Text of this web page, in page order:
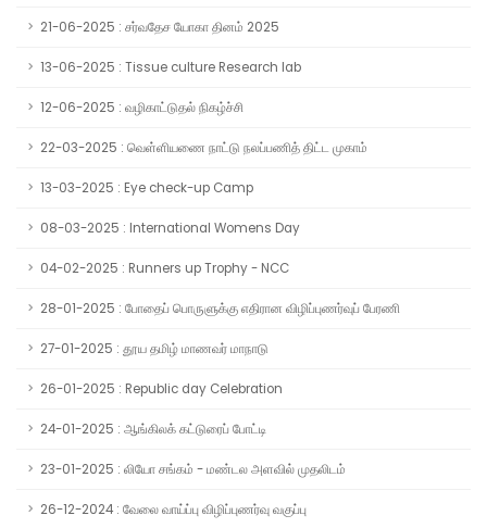
21-06-2025 : சர்வதேச யோகா தினம் 2025
13-06-2025 : Tissue culture Research lab
12-06-2025 : வழிகாட்டுதல் நிகழ்ச்சி
22-03-2025 : வெள்ளியணை நாட்டு நலப்பணித் திட்ட முகாம்
13-03-2025 : Eye check-up Camp
08-03-2025 : International Womens Day
04-02-2025 : Runners up Trophy - NCC
28-01-2025 : போதைப் பொருளுக்கு எதிரான விழிப்புணர்வுப் பேரணி
27-01-2025 : தூய தமிழ் மாணவர் மாநாடு
26-01-2025 : Republic day Celebration
24-01-2025 : ஆங்கிலக் கட்டுரைப் போட்டி
23-01-2025 : லியோ சங்கம் - மண்டல அளவில் முதலிடம்
26-12-2024 : வேலை வாய்ப்பு விழிப்புணர்வு வகுப்பு